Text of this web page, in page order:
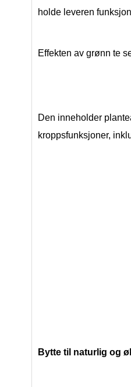
holde leveren
Effekten av grønn te
Den inneholder
kroppsfunksjoner,
Bytte til naturlig og